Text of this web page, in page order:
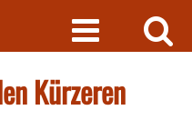
Kürzeren